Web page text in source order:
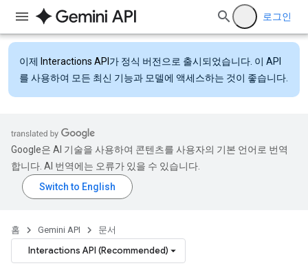
로그인
이제 Interactions API 가 정식 버전으로 출시되었습니다. 이 API
를 사용하여 모든 최신 기능과 모델에 액세스하는 것이 좋습니다.
Google은 AI 기술을 사용하여 콘텐츠를 사용자의 기본 언어로 번역
합니다. AI 번역에는 오류가 있을 수 있습니다.
홈 Gemini API 문서
Interactions API (Recommended)